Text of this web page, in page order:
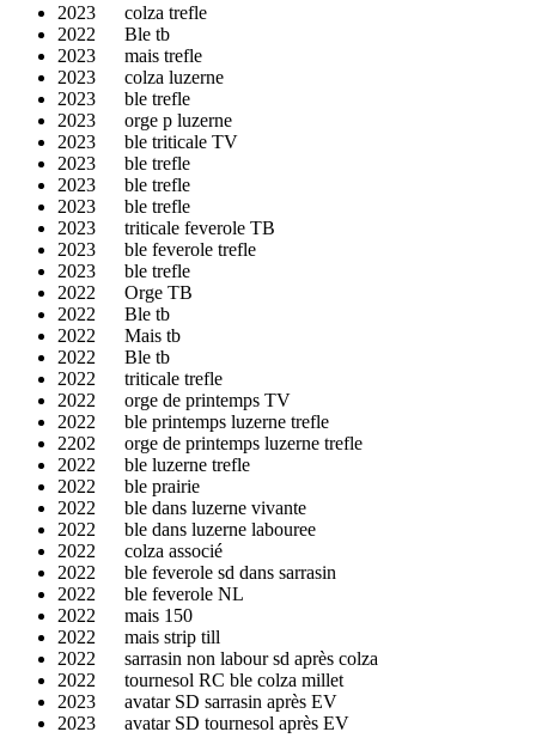
2023 colza trefle
2022 Ble tb
2023 mais trefle
2023 colza luzerne
2023 ble trefle
2023 orge p luzerne
2023 ble triticale TV
2023 ble trefle
2023 ble trefle
2023 ble trefle
2023 triticale feverole TB
2023 ble feverole trefle
2023 ble trefle
2022 Orge TB
2022 Ble tb
2022 Mais tb
2022 Ble tb
2022 triticale trefle
2022 orge de printemps TV
2022 ble printemps luzerne trefle
2202 orge de printemps luzerne trefle
2022 ble luzerne trefle
2022 ble prairie
2022 ble dans luzerne vivante
2022 ble dans luzerne labouree
2022 colza associé
2022 ble feverole sd dans sarrasin
2022 ble feverole NL
2022 mais 150
2022 mais strip till
2022 sarrasin non labour sd après colza
2022 tournesol RC ble colza millet
2023 avatar SD sarrasin après EV
2023 avatar SD tournesol après EV